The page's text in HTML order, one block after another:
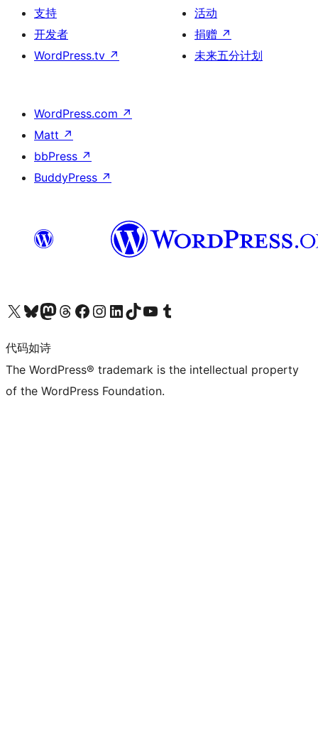
支持
开发者
WordPress.tv ↗
活动
捐赠 ↗
未来五分计划
WordPress.com ↗
Matt ↗
bbPress ↗
BuddyPress ↗
关注我们的 X（原 Twitter）账号访问我们的 Bluesky 账号关注我们的 Mastodon 账号访问我们的 Threads 账号 访问我们的 Facebook 公共主页关注我们的 Instagram 账号 关注我们的 LinkedIn 主页访问我们的 TikTok 账号访问我们的 YouTube 频道 访问我们的 Tumblr 账号
代码如诗
The WordPress® trademark is the intellectual property
of the WordPress Foundation.